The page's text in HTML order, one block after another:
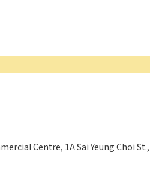
Centre, 1A Sai Yeung Choi St.,